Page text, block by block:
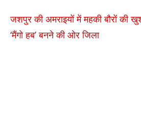
जशपुर की अमराइयों में महकी बौरों की
‘मैंगो हब’ बनने की ओर जिला